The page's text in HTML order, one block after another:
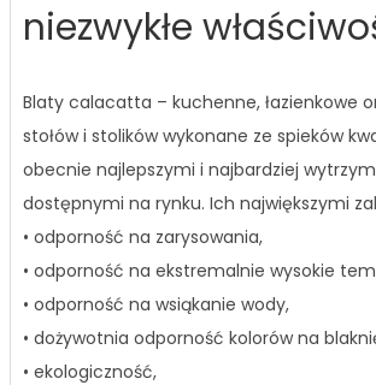
niezwykłe
Blaty calacatta – kuchenne, łazienkowe
stołów i stolików wykonane ze spieków
obecnie najlepszymi i najbardziej
dostępnymi na rynku. Ich największymi
• odporność na zarysowania,
• odporność na ekstremalnie wysokie
• odporność na wsiąkanie wody,
• dożywotnia odporność kolorów na
• ekologiczność,